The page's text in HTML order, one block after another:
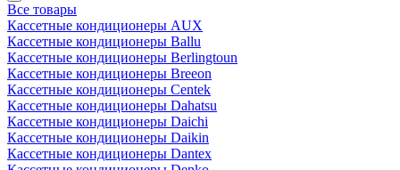
Все товары
Кассетные кондиционеры AUX
Кассетные кондиционеры Ballu
Кассетные кондиционеры Berlingtoun
Кассетные кондиционеры Breeon
Кассетные кондиционеры Centek
Кассетные кондиционеры Dahatsu
Кассетные кондиционеры Daichi
Кассетные кондиционеры Daikin
Кассетные кондиционеры Dantex